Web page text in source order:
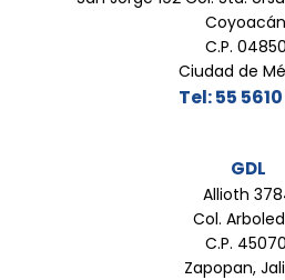
Coyoacán
C.P. 04850
Ciudad de
Tel: 55 5610
GDL
Allioth
Col.
C.P. 45070
Zapopan,